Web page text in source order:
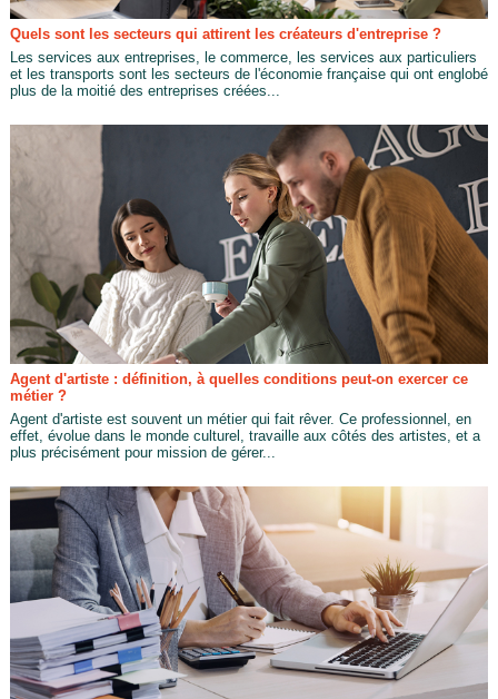
Quels sont les secteurs qui attirent les créateurs d'entreprise ?
Les services aux entreprises, le commerce, les services aux particuliers
et les transports sont les secteurs de l'économie française qui ont englobé
plus de la moitié des entreprises créées...
Agent d'artiste : définition, à quelles conditions peut-on exercer ce
métier ?
Agent d'artiste est souvent un métier qui fait rêver. Ce professionnel, en
effet, évolue dans le monde culturel, travaille aux côtés des artistes, et a
plus précisément pour mission de gérer...